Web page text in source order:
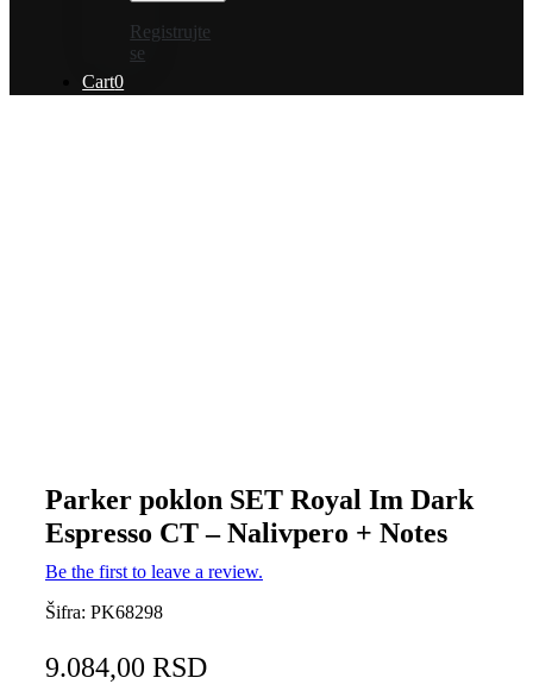
Registrujte
se
Cart0
Parker poklon SET Royal Im Dark
Espresso CT – Nalivpero + Notes
Be the first to leave a review.
Šifra: PK68298
9.084,00 RSD